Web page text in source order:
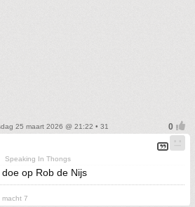
25 maart 2026 @ 21:22 • 31
Speaking In Thongs
op Rob de Nijs
7